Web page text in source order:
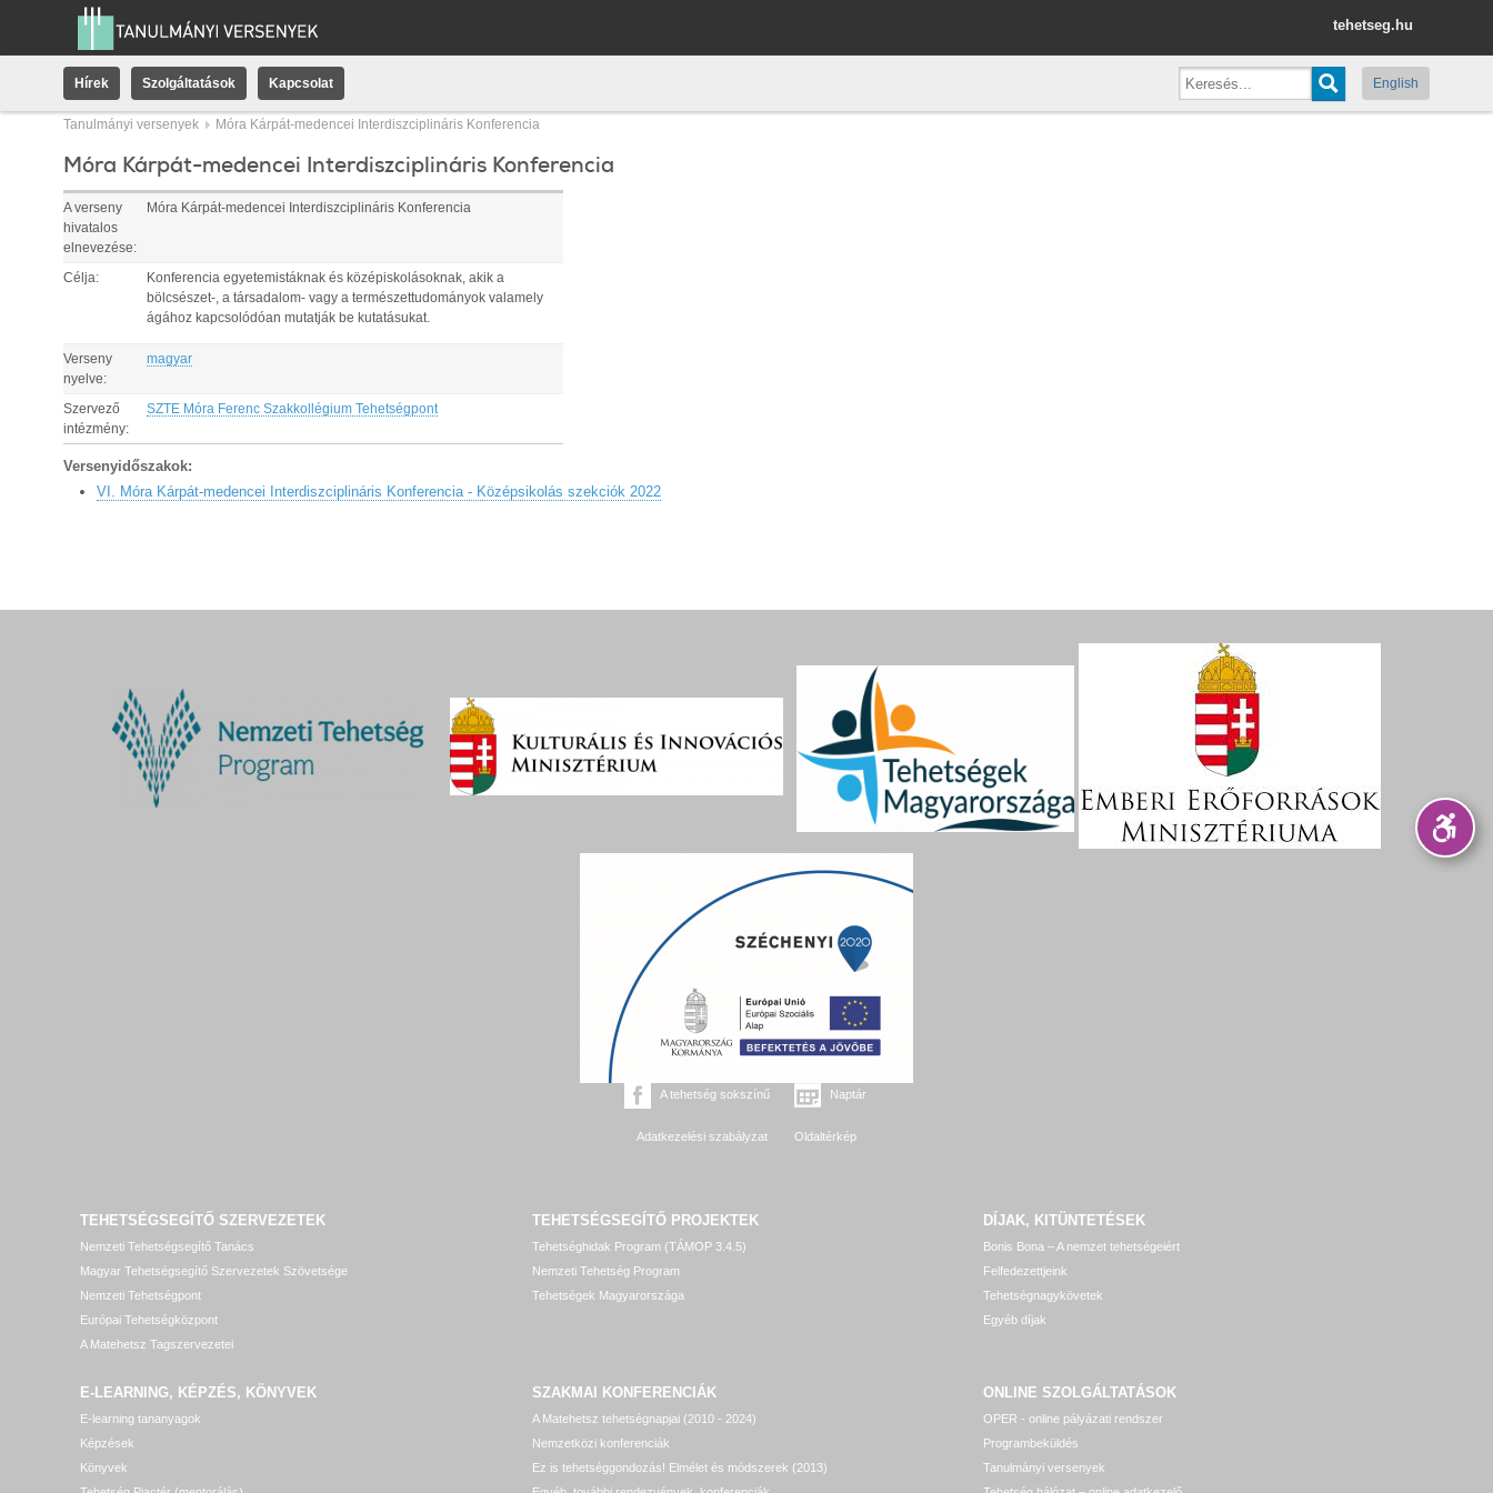
tehetseg.hu
Hírek Szolgáltatások Kapcsolat English
Tanulmányi versenyek Móra Kárpát-medencei Interdiszciplináris Konferencia
Móra Kárpát-medencei Interdiszciplináris Konferencia
A verseny
hivatalos
elnevezése:
Móra Kárpát-medencei Interdiszciplináris Konferencia
Célja:
Konferencia egyetemistáknak és középiskolásoknak, akik a
bölcsészet-, a társadalom- vagy a természettudományok valamely
ágához kapcsolódóan mutatják be kutatásukat.
Verseny
nyelve:
magyar
Szervező
intézmény:
SZTE Móra Ferenc Szakkollégium Tehetségpont
Versenyidőszakok:
VI. Móra Kárpát-medencei Interdiszciplináris Konferencia - Középsikolás szekciók 2022
A tehetség sokszínű Naptár
Adatkezelési szabályzat Oldaltérkép
TEHETSÉGSEGÍTŐ SZERVEZETEK
Nemzeti Tehetségsegítő Tanács
Magyar Tehetségsegítő Szervezetek Szövetsége
Nemzeti Tehetségpont
Európai Tehetségközpont
A Matehetsz Tagszervezetei
TEHETSÉGSEGÍTŐ PROJEKTEK
Tehetséghidak Program (TÁMOP 3.4.5)
Nemzeti Tehetség Program
Tehetségek Magyarországa
DÍJAK, KITÜNTETÉSEK
Bonis Bona – A nemzet tehetségeiért
Felfedezettjeink
Tehetségnagykövetek
Egyéb díjak
E-LEARNING, KÉPZÉS, KÖNYVEK
E-learning tananyagok
Képzések
Könyvek
SZAKMAI KONFERENCIÁK
A Matehetsz tehetségnapjai (2010 - 2024)
Nemzetközi konferenciák
Ez is tehetséggondozás! Elmélet és módszerek (2013)
ONLINE SZOLGÁLTATÁSOK
OPER - online pályázati rendszer
Programbeküldés
Tanulmányi versenyek